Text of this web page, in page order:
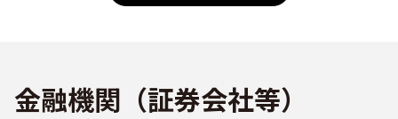
金融機関（証券会社等）